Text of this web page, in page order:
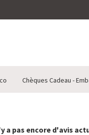
Chèques Cadeau -
a pas encore d'avis